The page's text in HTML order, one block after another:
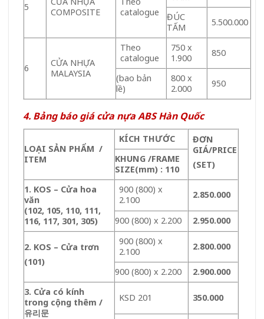
5
COMPOSITE
catalogue
ĐÚC
TẤM
5.500.000
6
CỬA NHỰA
MALAYSIA
Theo
catalogue
750 x
1.900
850
(bao bản
lề)
800 x
2.000
950
4. Bảng báo giá cửa nựa ABS Hàn Quốc
LOẠI SẢN PHẨM /
ITEM
KÍCH THƯỚC
ĐƠN
GIÁ/PRICE
(SET)
KHUNG /FRAME
SIZE(mm) : 110
1. KOS – Cửa hoa
văn
(102, 105, 110, 111,
116, 117, 301, 305)
900 (800) x
2.100
2.850.000
900 (800) x 2.200 2.950.000
2. KOS – Cửa trơn
(101)
900 (800) x
2.100
2.800.000
900 (800) x 2.200
2.900.000
3. Cửa có kính
trong cộng thêm /
유리문
KSD 201 350.000